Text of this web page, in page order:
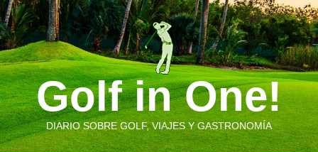
Saltar
al
contenido
Golf in One!
DIARIO SOBRE GOLF, VIAJES Y GASTRONOMÍA